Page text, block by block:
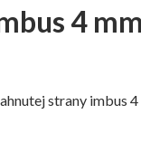
4
strany imbus